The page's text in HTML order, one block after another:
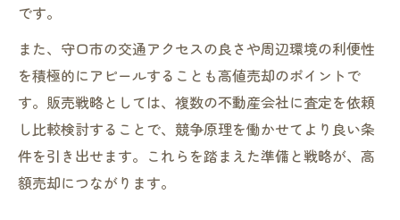
です。
また、守口市の交通アクセスの良さや周辺環境の利便性
を積極的にアピールすることも高値売却のポイントで
す。販売戦略としては、複数の不動産会社に査定を依頼
し比較検討することで、競争原理を働かせてより良い条
件を引き出せます。これらを踏まえた準備と戦略が、高
額売却につながります。